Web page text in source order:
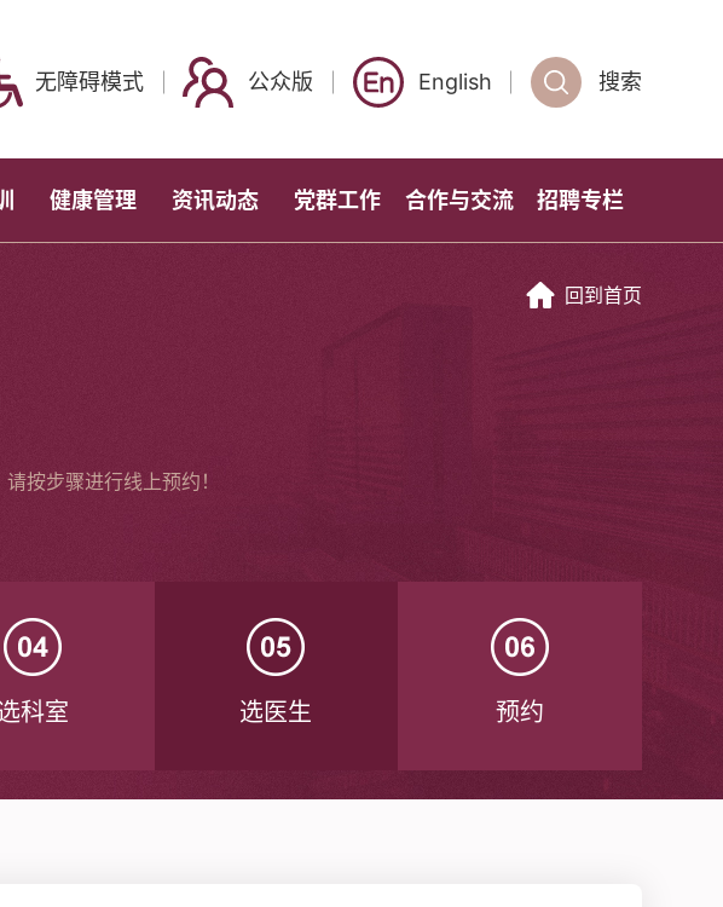
无障碍模式 公众版 English 搜索
健康管理 资讯动态 党群工作 合作与交流 招聘专栏
回到首页
按步骤进行线上预约！
科室 选医生 预约